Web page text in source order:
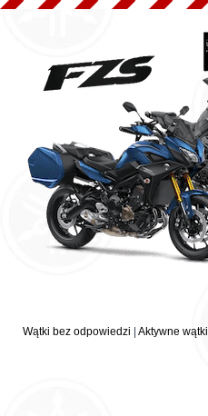
Wątki bez odpowiedzi Aktywne wątki